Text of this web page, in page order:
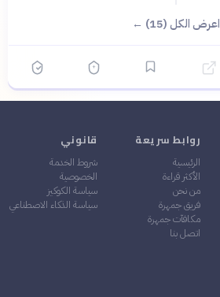
اعرض الكل (15) ←
روابط سريعة
الرئيسية
الأكثر قراءة
من نحن
فريق جمهرة
مكافآت جمهرة
اتصل بنا
قانوني
شروط الخدمة
الخصوصية
سياسة الكوكيز
سياسة الذكاء الاصطناعي